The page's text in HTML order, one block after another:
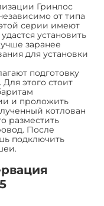
Гринлос
от типа
серии имеют
установить
заранее
для установки
подготовку
этого стоит
и проложить
котлован
разместить
После
подключить